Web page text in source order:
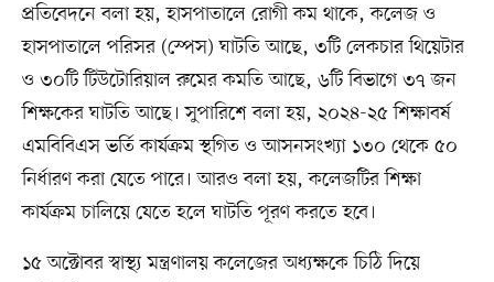
প্রতিবেদনে বলা হয়, হাসপাতালে রোগী কম থাকে, কলেজ ও
হাসপাতালে পরিসর (স্পেস) ঘাটতি আছে, ৩টি লেকচার থিয়েটার
ও ৩০টি টিউটোরিয়াল রুমের কমতি আছে, ৬টি বিভাগে ৩৭ জন
শিক্ষকের ঘাটতি আছে। সুপারিশে বলা হয়, ২০২৪-২৫ শিক্ষাবর্ষ
এমবিবিএস ভর্তি কার্যক্রম স্থগিত ও আসনসংখ্যা ১৩০ থেকে ৫০
নির্ধারণ করা যেতে পারে। আরও বলা হয়, কলেজটির শিক্ষা
কার্যক্রম চালিয়ে যেতে হলে ঘাটতি পূরণ করতে হবে।
১৫ অক্টোবর স্বাস্থ্য মন্ত্রণালয় কলেজের অধ্যক্ষকে চিঠি দিয়ে